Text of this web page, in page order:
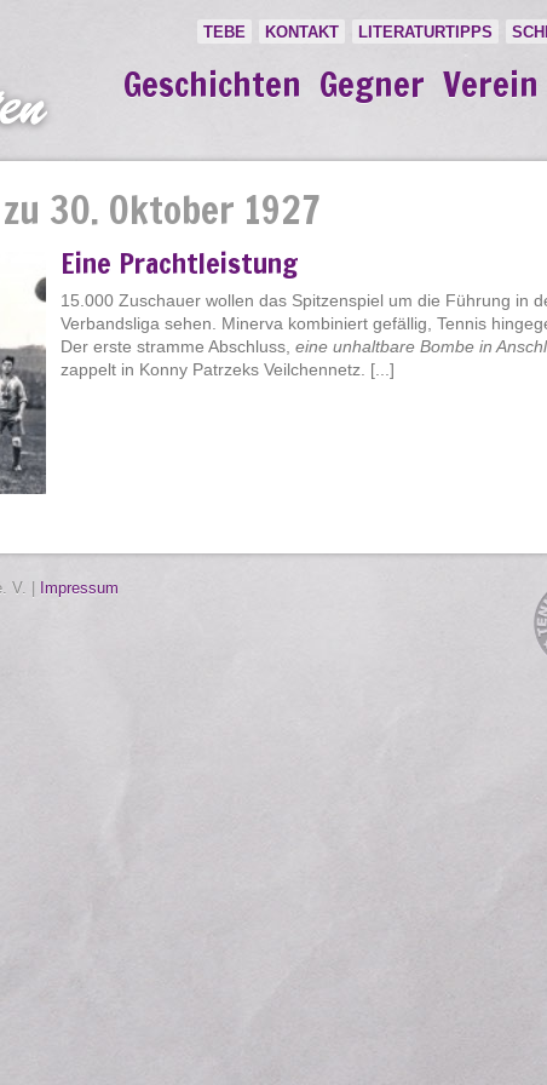
TEBE KONTAKT LITERATURTIPPS
Geschichten Gegner Verein
30. Oktober 1927
Eine Prachtleistung
15.000 Zuschauer wollen das Spitzenspiel um die Führung in
Verbandsliga sehen. Minerva kombiniert gefällig, Tennis
Der erste stramme Abschluss, eine unhaltbare Bombe in
zappelt in Konny Patrzeks Veilchennetz. [...]
V. | Impressum